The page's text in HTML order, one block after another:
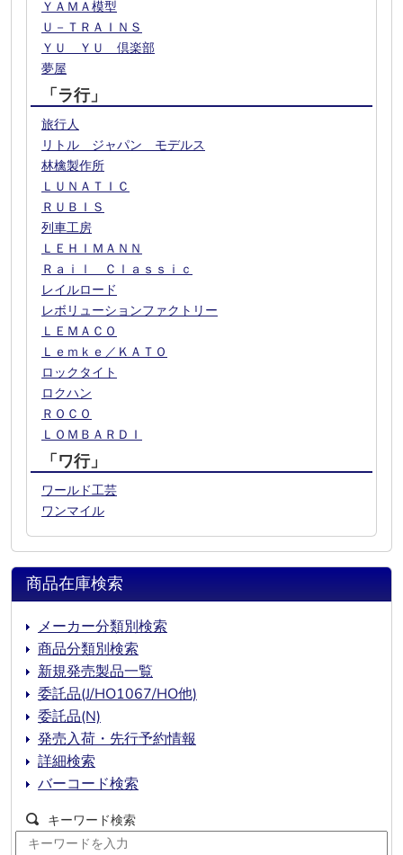
ＹＡＭＡ模型
Ｕ－ＴＲＡＩＮＳ
ＹＵ ＹＵ 倶楽部
夢屋
「ラ行」
旅行人
リトル ジャパン モデルス
林檎製作所
ＬＵＮＡＴＩＣ
ＲＵＢＩＳ
列車工房
ＬＥＨＩＭＡＮＮ
Ｒａｉｌ Ｃｌａｓｓｉｃ
レイルロード
レボリューションファクトリー
ＬＥＭＡＣＯ
Ｌｅｍｋｅ／ＫＡＴＯ
ロックタイト
ロクハン
ＲＯＣＯ
ＬＯＭＢＡＲＤＩ
「ワ行」
ワールド工芸
ワンマイル
商品在庫検索
メーカー分類別検索
商品分類別検索
新規発売製品一覧
委託品(J/HO1067/HO他)
委託品(N)
発売入荷・先行予約情報
詳細検索
バーコード検索
キーワード検索